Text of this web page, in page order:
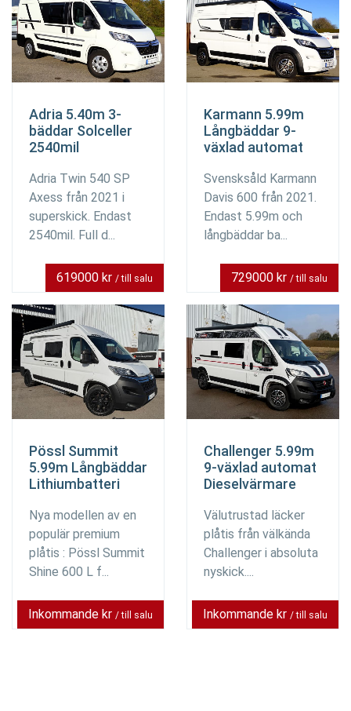
Adria 5.40m 3-
bäddar Solceller
2540mil
Adria Twin 540 SP
Axess från 2021 i
superskick. Endast
2540mil. Full d...
619000 kr / till salu
Karmann 5.99m
Långbäddar 9-
växlad automat
Svensksåld Karmann
Davis 600 från 2021.
Endast 5.99m och
långbäddar ba...
729000 kr / till salu
Pössl Summit
5.99m Långbäddar
Lithiumbatteri
Nya modellen av en
populär premium
plåtis : Pössl Summit
Shine 600 L f...
Inkommande kr / till salu
Challenger 5.99m
9-växlad automat
Dieselvärmare
Välutrustad läcker
plåtis från välkända
Challenger i absoluta
nyskick....
Inkommande kr / till salu